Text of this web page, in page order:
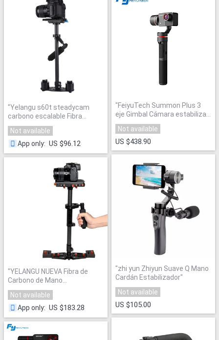
"Yelangu s60t steadycam
carbono escalable Fibra
estabilizador de mano para
steadicam para Canon
Nikon/Sony DSLR Cámara DHL
Not available
App only: US $96.12
"YELANGU NUEVA Fibra de
Carbono de Mano
Estabilizador para Steadicam
para CANON DSLR Cámara DV
de Vídeo Digital y para GoPro
Not available
App only: US $183.28
"FeiyuTech Summon Plus 3
eje Gimbal Cámara estabilizar
con 4 K 1080 p Acción 16
Mega píxeles 2,0 pulgadas HD
Not available
US $438.90
"zhi yun Zhiyun Suave Q Mano
Cardán Estabilizador"
Not available
US $105.00